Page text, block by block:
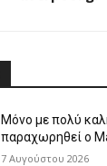
Μόνο με πολύ
παραχωρηθεί ο
7 Αυγούστου 2026